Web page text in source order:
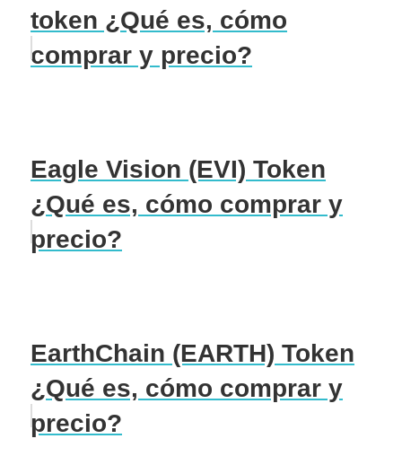
token ¿Qué es, cómo
comprar y precio?
Eagle Vision (EVI) Token
¿Qué es, cómo comprar y
precio?
EarthChain (EARTH) Token
¿Qué es, cómo comprar y
precio?